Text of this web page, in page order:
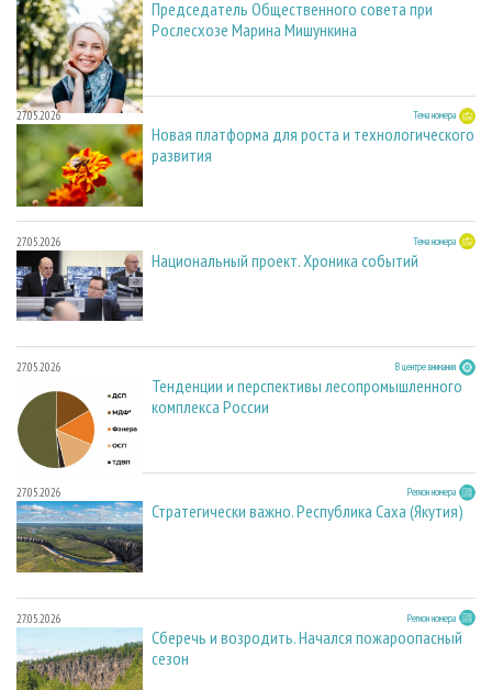
Председатель Общественного совета при
Рослесхозе Марина Мишункина
27.05.2026 Тема номера
Новая платформа для роста и технологического
развития
27.05.2026 Тема номера
Национальный проект. Хроника событий
27.05.2026 В центре внимания
Тенденции и перспективы лесопромышленного
комплекса России
27.05.2026 Регион номера
Стратегически важно. Республика Саха (Якутия)
27.05.2026 Регион номера
Сберечь и возродить. Начался пожароопасный
сезон